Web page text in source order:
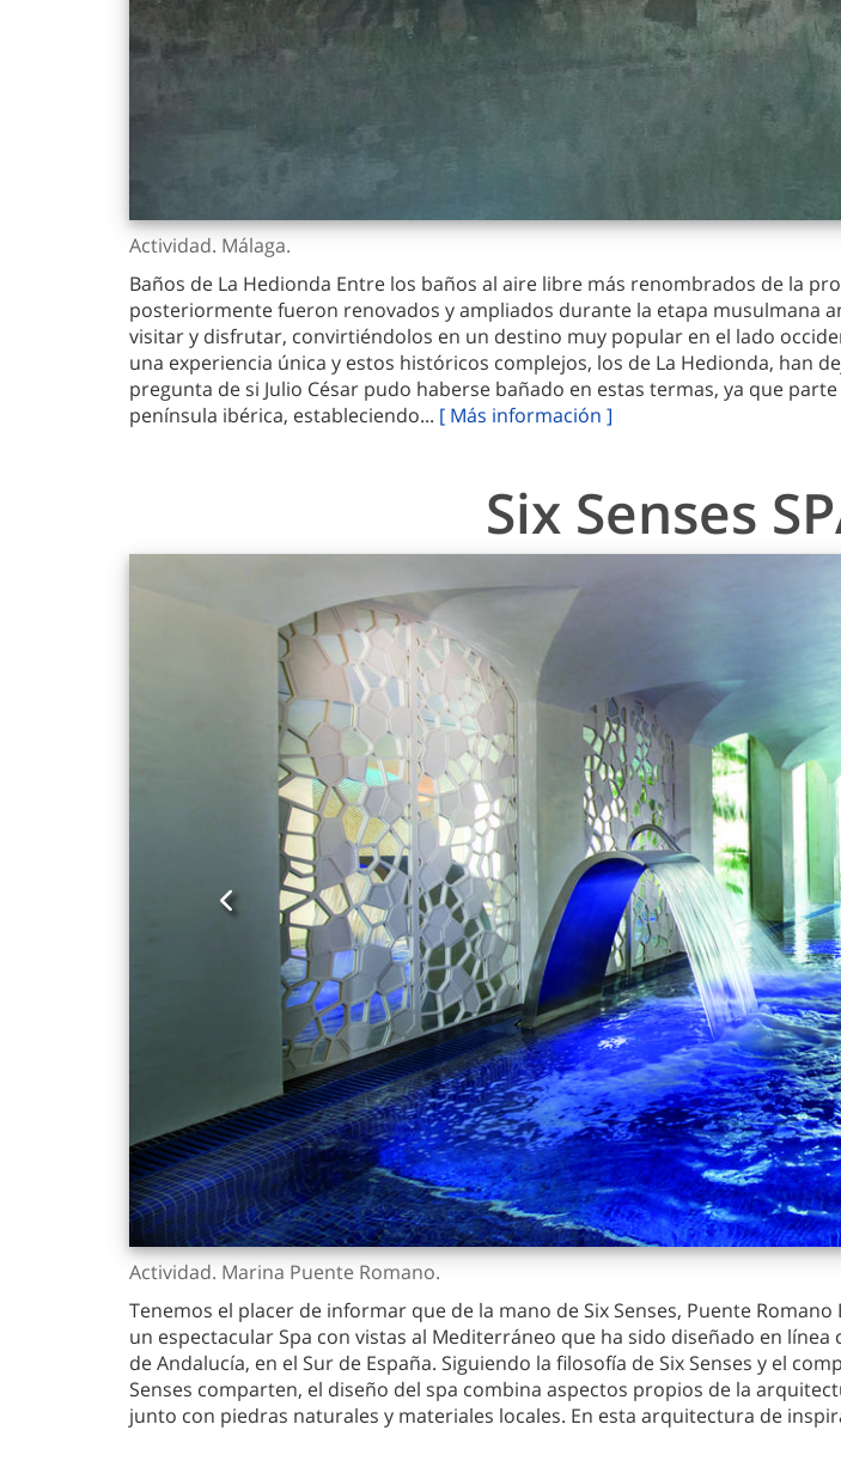
Actividad. Málaga.
Baños de La Hedionda Entre los baños al aire libre más renombrados de la
posteriormente fueron renovados y ampliados durante la etapa musulmana
visitar y disfrutar, convirtiéndolos en un destino muy popular en el lado
una experiencia única y estos históricos complejos, los de La Hedionda, han
pregunta de si Julio César pudo haberse bañado en estas termas, ya que
península ibérica, estableciendo... [ Más información ]
Six Senses
Actividad. Marina Puente Romano.
Tenemos el placer de informar que de la mano de Six Senses, Puente
un espectacular Spa con vistas al Mediterráneo que ha sido diseñado en
de Andalucía, en el Sur de España. Siguiendo la filosofía de Six Senses y el
Senses comparten, el diseño del spa combina aspectos propios de la
junto con piedras naturales y materiales locales. En esta arquitectura de